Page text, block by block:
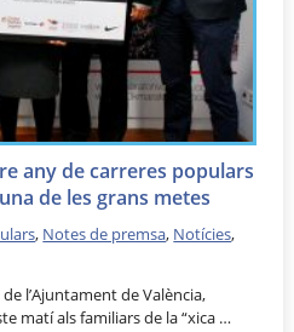
any de carreres populars
de les grans metes
, Notes de premsa, Notícies,
l’Ajuntament de València,
matí als familiars de la “xica …